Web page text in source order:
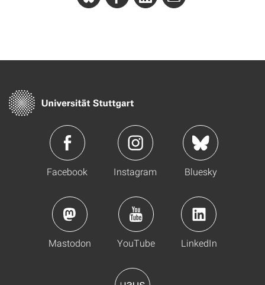
Facebook Instagram Bluesky
Mastodon YouTube LinkedIn